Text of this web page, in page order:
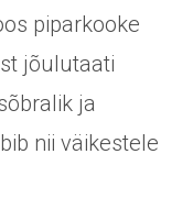
piparkooke
jõulutaati
ja
nii väikestele